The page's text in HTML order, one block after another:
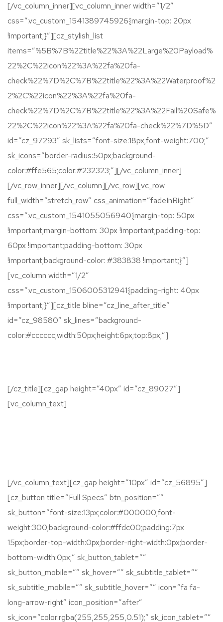
[/vc_column_inner][vc_column_inner width=”1/2″
css=”.vc_custom_1541389745926{margin-top: 20px
!important;}”][cz_stylish_list
items=”%5B%7B%22title%22%3A%22Large%20Payload%
22%2C%22icon%22%3A%22fa%20fa-
check%22%7D%2C%7B%22title%22%3A%22Waterproof%2
2%2C%22icon%22%3A%22fa%20fa-
check%22%7D%2C%7B%22title%22%3A%22Fail%20Safe%
22%2C%22icon%22%3A%22fa%20fa-check%22%7D%5D”
id=”cz_97293″ sk_lists=”font-size:18px;font-weight:700;”
sk_icons=”border-radius:50px;background-
color:#ffe565;color:#232323;”][/vc_column_inner]
[/vc_row_inner][/vc_column][/vc_row][vc_row
full_width=”stretch_row” css_animation=”fadeInRight”
css=”.vc_custom_1541055056940{margin-top: 50px
!important;margin-bottom: 30px !important;padding-top:
60px !important;padding-bottom: 30px
!important;background-color: #383838 !important;}”]
[vc_column width=”1/2″
css=”.vc_custom_1506005312941{padding-right: 40px
!important;}”][cz_title bline=”cz_line_after_title”
id=”cz_98580″ sk_lines=”background-
color:#cccccc;width:50px;height:6px;top:8px;”]
[/cz_title][cz_gap height=”40px” id=”cz_89027″]
[vc_column_text]
[/vc_column_text][cz_gap height=”10px” id=”cz_56895″]
[cz_button title=”Full Specs” btn_position=””
sk_button=”font-size:13px;color:#000000;font-
weight:300;background-color:#ffdc00;padding:7px
15px;border-top-width:0px;border-right-width:0px;border-
bottom-width:0px;” sk_button_tablet=””
sk_button_mobile=”” sk_hover=”” sk_subtitle_tablet=””
sk_subtitle_mobile=”” sk_subtitle_hover=”” icon=”fa fa-
long-arrow-right” icon_position=”after”
sk_icon=”color:rgba(255,255,255,0.51);” sk_icon_tablet=””